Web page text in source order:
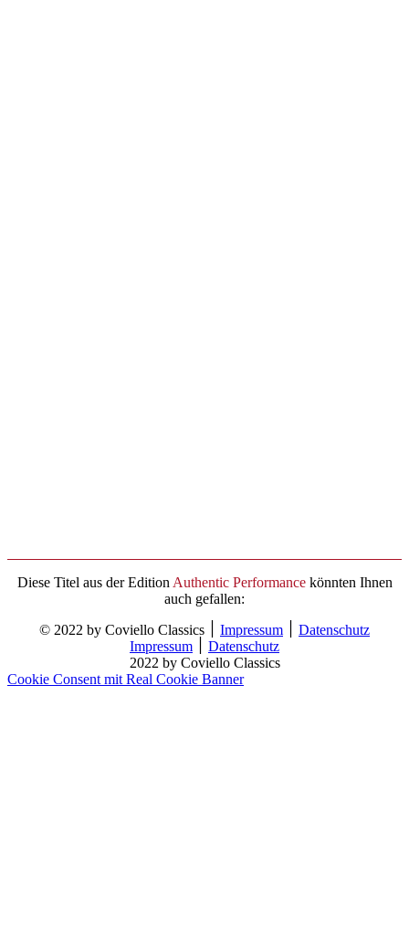
Diese Titel aus der Edition Authentic Performancekönnten Ihnen
auch gefallen:
Impressum
Datenschutz
Impressum
Datenschutz
2022 by Coviello Classics
Cookie Consent mit Real Cookie Banner